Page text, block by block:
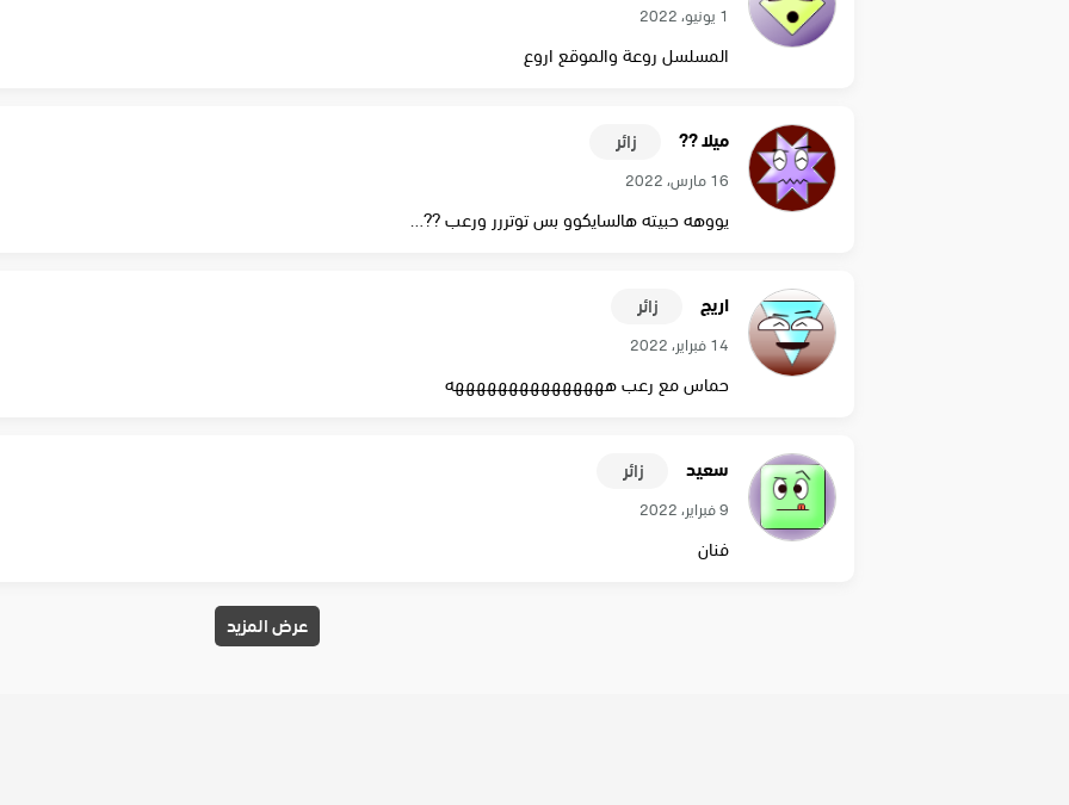
1 يونيو، 2022
المسلسل روعة والموقع اروع
ميلا ?? زائر
16 مارس، 2022
يووهه حبيته هالسايكوو بس توتررر ورعب ??…
اريج زائر
14 فبراير، 2022
حماس مع رعب هههههههههههههههه
سعيد زائر
9 فبراير، 2022
فنان
عرض المزيد